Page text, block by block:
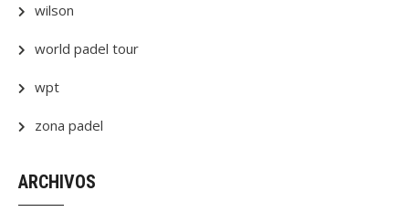
wilson
world padel tour
wpt
zona padel
ARCHIVOS